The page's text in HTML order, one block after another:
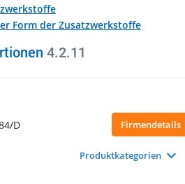
Form der Zusatzwerkstoffe
4.2.11
D
Firmendetails
Produktkategorien